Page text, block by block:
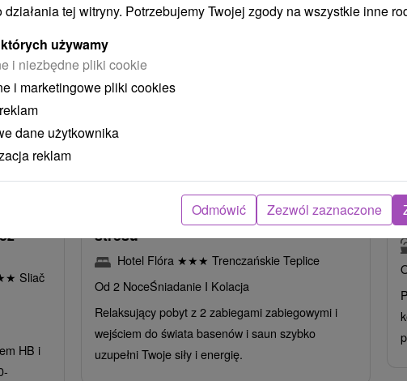
zł
/noc/osoba
i
z
★ Sliač
HB i
Intensywny pobyt MINI RELAX:
Szybka i skuteczna ucieczka od
stresu
Hotel Flóra ★★★ Trenczańskie Teplice
Od 2 NoceŚniadanie I Kolacja
Relaksujący pobyt z 2 zabiegami zabiegowymi i
wejściem do świata basenów i saun szybko
uzupełni Twoje siły i energię.
działania tej witryny. Potrzebujemy Twojej zgody na wszystkie inne
używamy
i niezbędne pliki cookie
i marketingowe pliki cookies
dane użytkownika
reklam
Odmówić Zezwól zaznaczone